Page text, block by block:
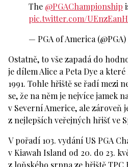
The @PGAChampionship
pic.twitter.com/
— PGA of America (@PGA)
Ostatně, to vše zapadá do
je dílem Alice a Peta Dye a
1991. Tohle hřiště se řadí mezi
se, že na něm je nejvíce jamek
v Severní Americe, ale zároveň
z nejlepších veřejných hřišť ve
V pořadí 103. vydání US PGA
v Kiawah Island od 20. do 23.
z loňského srpna ze hřiště